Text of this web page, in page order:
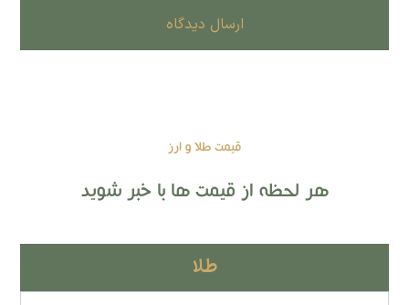
ارسال دیدگاه
قیمت طلا و ارز
هر لحظه از قیمت ها با خبر شوید
طلا